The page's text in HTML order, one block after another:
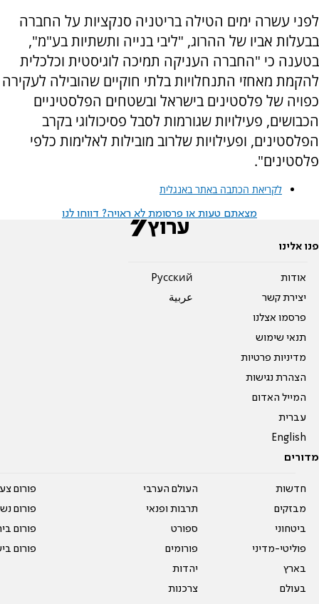
לפני עשרה ימים הטילה בריטניה סנקציות על החברה
בבעלות אביו של ההרוג, "ליבי בנייה ותשתיות בע"מ",
בטענה כי "החברה העניקה תמיכה לוגיסטית וכלכלית
להקמת מאחזי התנחלויות בלתי חוקיים שהובילה לעקירה
כפויה של פלסטינים בישראל ובשטחים הפלסטיניים
הכבושים, פעילויות שגורמות לסבל פסיכולוגי בקרב
הפלסטינים, ופעילויות שלרוב מובילות לאלימות כלפי
פלסטינים".
לקריאת הכתבה באתר באנגלית
מצאתם טעות או פרסומת לא ראויה? דווחו לנו
פנו אלינו
אודות
יצירת קשר
פרסמו אצלנו
תנאי שימוש
מדיניות פרטיות
הצהרת נגישות
המייל האדום
עברית
English
Pусский
عربية
מדורים
חדשות
מבזקים
ביטחוני
פוליטי-מדיני
בארץ
בעולם
העולם הערבי
תרבות ופנאי
ספורט
פורומים
יהדות
צרכנות
פורום
פורום
פורום
פורום